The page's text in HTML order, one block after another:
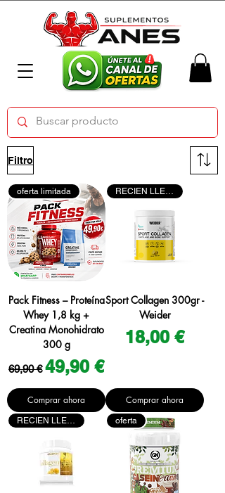
Filtro
oferta limitada
Pack Fitness – Proteína
Whey 1,8 kg +
Creatina Monohidrato
300 g
Precio
69,90 € Precio de oferta
49,90 €
Comprar ahora
Sport Collagen 300gr -
Weider
Precio
18,00 €
Comprar ahora
oferta